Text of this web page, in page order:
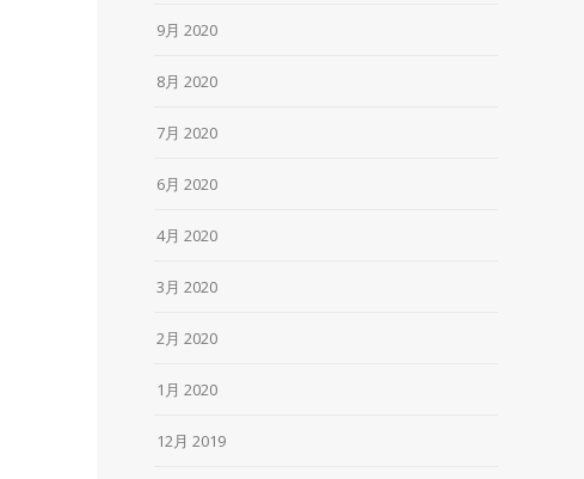
9月 2020
8月 2020
7月 2020
6月 2020
4月 2020
3月 2020
2月 2020
1月 2020
12月 2019